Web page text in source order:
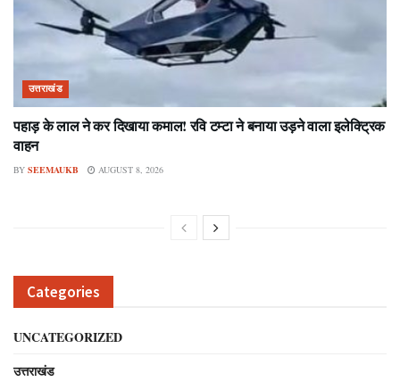
उत्तराखंड
पहाड़ के लाल ने कर दिखाया कमाल! रवि टम्टा ने बनाया उड़ने वाला इलेक्ट्रिक
वाहन
BY SEEMAUKB AUGUST 8, 2026
Categories
UNCATEGORIZED
उत्तराखंड